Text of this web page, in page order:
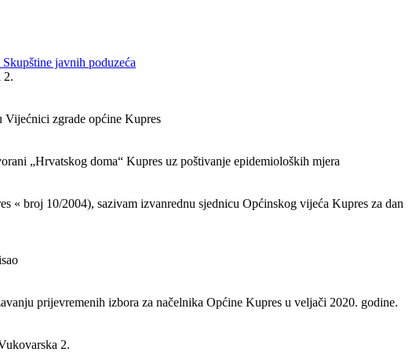
javnih poduzeća
2.
Vijećnici zgrade općine Kupres
„Hrvatskog doma“ Kupres uz poštivanje epidemioloških mjera
« broj 10/2004), sazivam izvanrednu sjednicu Općinskog vijeća Kupres za dan
prijevremenih izbora za načelnika Općine Kupres u veljači 2020. godine.
2.